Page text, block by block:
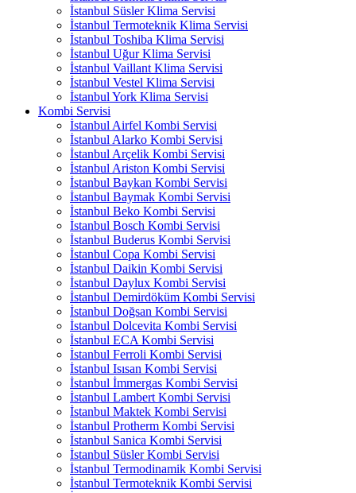
İstanbul Süsler Klima Servisi
İstanbul Termoteknik Klima Servisi
İstanbul Toshiba Klima Servisi
İstanbul Uğur Klima Servisi
İstanbul Vaillant Klima Servisi
İstanbul Vestel Klima Servisi
İstanbul York Klima Servisi
Kombi Servisi
İstanbul Airfel Kombi Servisi
İstanbul Alarko Kombi Servisi
İstanbul Arçelik Kombi Servisi
İstanbul Ariston Kombi Servisi
İstanbul Baykan Kombi Servisi
İstanbul Baymak Kombi Servisi
İstanbul Beko Kombi Servisi
İstanbul Bosch Kombi Servisi
İstanbul Buderus Kombi Servisi
İstanbul Copa Kombi Servisi
İstanbul Daikin Kombi Servisi
İstanbul Daylux Kombi Servisi
İstanbul Demirdöküm Kombi Servisi
İstanbul Doğsan Kombi Servisi
İstanbul Dolcevita Kombi Servisi
İstanbul ECA Kombi Servisi
İstanbul Ferroli Kombi Servisi
İstanbul Isısan Kombi Servisi
İstanbul İmmergas Kombi Servisi
İstanbul Lambert Kombi Servisi
İstanbul Maktek Kombi Servisi
İstanbul Protherm Kombi Servisi
İstanbul Sanica Kombi Servisi
İstanbul Süsler Kombi Servisi
İstanbul Termodinamik Kombi Servisi
İstanbul Termoteknik Kombi Servisi